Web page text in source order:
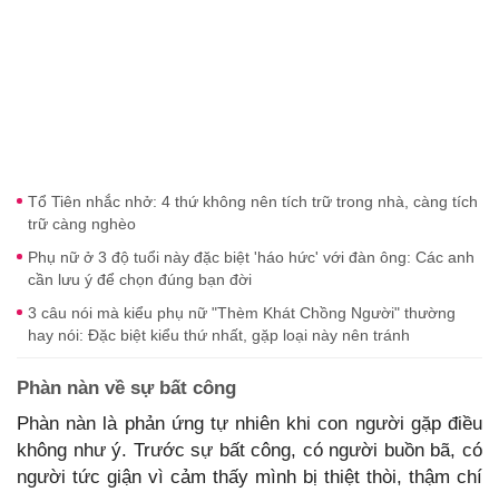
Tổ Tiên nhắc nhở: 4 thứ không nên tích trữ trong nhà, càng tích
trữ càng nghèo
Phụ nữ ở 3 độ tuổi này đặc biệt 'háo hức' với đàn ông: Các anh
cần lưu ý để chọn đúng bạn đời
3 câu nói mà kiểu phụ nữ "Thèm Khát Chồng Người" thường
hay nói: Đặc biệt kiểu thứ nhất, gặp loại này nên tránh
Phàn nàn về sự bất công
Phàn nàn là phản ứng tự nhiên khi con người gặp điều
không như ý. Trước sự bất công, có người buồn bã, có
người tức giận vì cảm thấy mình bị thiệt thòi, thậm chí